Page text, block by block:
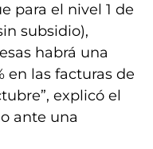
para el nivel 1 de
subsidio),
habrá una
en las facturas de
explicó el
ante una